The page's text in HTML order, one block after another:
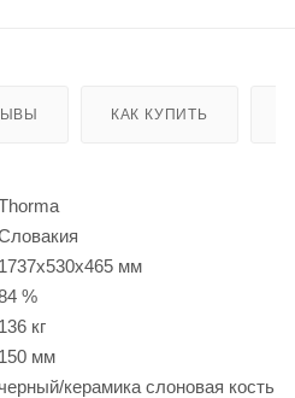
КАК КУПИТЬ
1737х530х465 мм
%
136 кг
150 мм
черный/керамика слоновая кость